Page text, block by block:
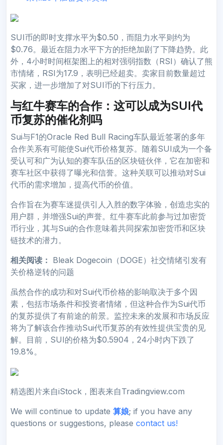
SUI币的即时支撑水平为$0.50，而阻力水平则约为
$0.76。最近在阻力水平下方的拒绝加剧了下降趋势。此
外，4小时时间框架图上的相对强弱指数（RSI）确认了熊
市情绪，RSI为17.9，表明已经超卖。卖家目前数量超过
买家，进一步增加了对SUI币的下行压力。
与红牛赛车的合作：这可以成为SUI代
币复苏的催化剂吗
Sui与F1的Oracle Red Bull Racing车队最近签署的多年
合作关系有可能使Sui代币价格复苏。随着SUI成为一个备
受认可和广为认知的赛车队伍的区块链伙伴，它在加密和
赛车社区中获得了曝光和信誉。这种关联可以推动对Sui
代币的需求增加，提高代币的价值。
合作旨在为赛车迷提供引人入胜的数字体验，创造忠实的
用户群，并增强Sui的声誉。红牛赛车此前参与过加密货
币行业，其与Sui的合作意味着共同探索加密货币和区块
链技术的潜力。
相关阅读： Bleak Dogecoin（DOGE）社交情绪引发有
关价格逆转的问题
虽然合作的成功和对Sui代币价格的影响取决于多个因
素，包括市场条件和投资者情绪，但这种合作为Sui代币
的复苏提供了有前途的前景。监控未来的发展和市场反应
将为了解该合作推动Sui代币复苏的有效性提供宝贵的见
解。目前，SUI的价格为$0.5904，24小时内下跌了
19.8%。
精选图片来自iStock，图表来自Tradingview.com
We will continue to update 算娘; if you have any
questions or suggestions, please contact us!